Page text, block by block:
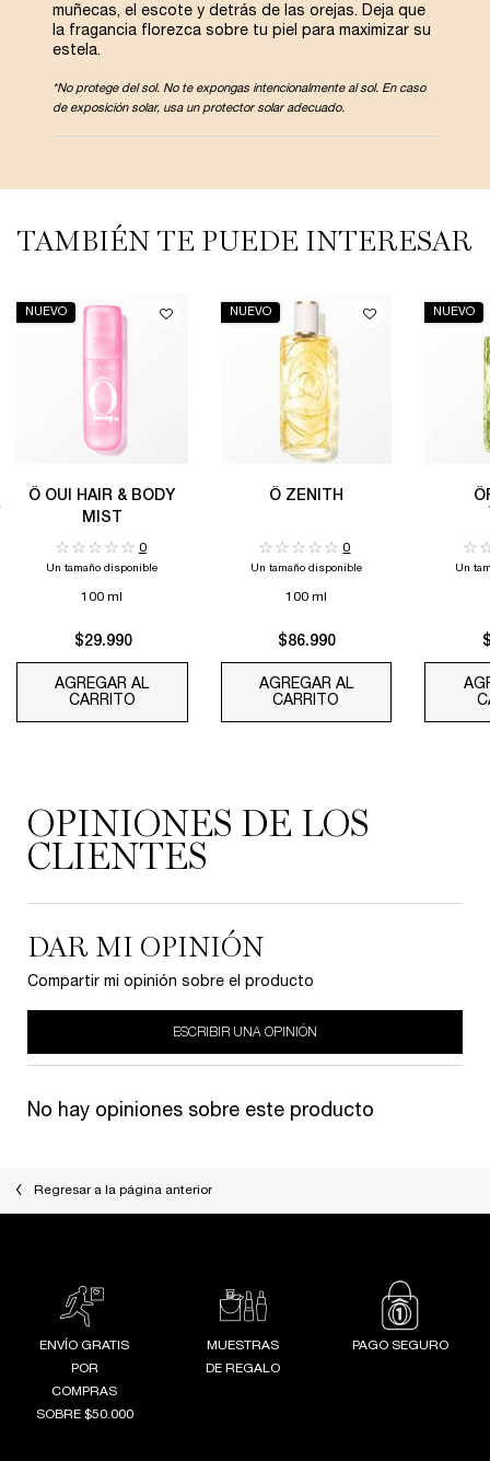
muñecas, el escote y detrás de las orejas. Deja que
la fragancia florezca sobre tu piel para maximizar su
estela.
*No protege del sol. No te expongas intencionalmente al sol. En caso
de exposición solar, usa un protector solar adecuado.
TAMBIÉN TE PUEDE INTERESAR
NUEVO
Ô OUI HAIR & BODY
MIST
0
Un tamaño disponible
100 ml
$29.990
AGREGAR AL
CARRITO Ô OUI HAIR & BODY MIST
NUEVO
Ô ZENITH
0
Un tamaño disponible
100 ml
$86.990
AGREGAR AL
CARRITO
NUEVO
Un
OPINIONES DE LOS
CLIENTES
DAR MI OPINIÓN
Compartir mi opinión sobre el producto
ESCRIBIR UNA OPINIÓN
No hay opiniones sobre este producto
Regresar a la página anterior
ENVÍO GRATIS
POR
COMPRAS
SOBRE $50.000
MUESTRAS
DE REGALO
PAGO SEGURO